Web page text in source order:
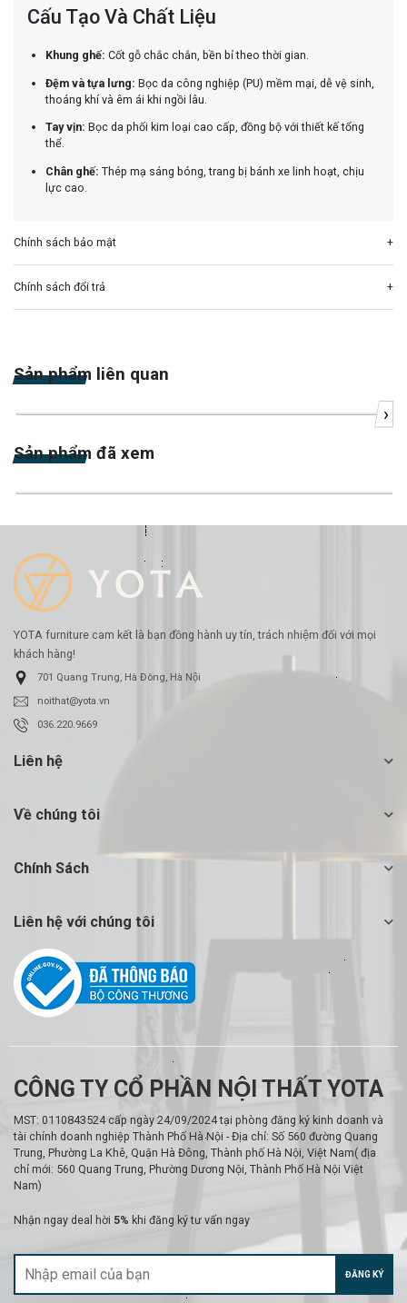
Cấu Tạo Và Chất Liệu
Khung ghế: Cốt gỗ chắc chắn, bền bỉ theo thời gian.
Đệm và tựa lưng: Bọc da công nghiệp (PU) mềm mại, dễ vệ sinh,
thoáng khí và êm ái khi ngồi lâu.
Tay vịn: Bọc da phối kim loại cao cấp, đồng bộ với thiết kế tổng
thể.
Chân ghế: Thép mạ sáng bóng, trang bị bánh xe linh hoạt, chịu
lực cao.
Chính sách bảo mật
Chính sách đổi trả
Sản phẩm liên quan
›
Sản phẩm đã xem
YOTA furniture cam kết là bạn đồng hành uy tín, trách nhiệm đối với mọi
khách hàng!
701 Quang Trung, Hà Đông, Hà Nội
noithat@yota.vn
036.220.9669
Liên hệ
Về chúng tôi
Chính Sách
Liên hệ với chúng tôi
CÔNG TY CỔ PHẦN NỘI THẤT YOTA
MST: 0110843524 cấp ngày 24/09/2024 tại phòng đăng ký kinh doanh và
tài chính doanh nghiệp Thành Phố Hà Nội - Địa chỉ: Số 560 đường Quang
Trung, Phường La Khê, Quận Hà Đông, Thành phố Hà Nội, Việt Nam( địa
chỉ mới: 560 Quang Trung, Phường Dương Nội, Thành Phố Hà Nội Việt
Nam)
Nhận ngay deal hời 5% khi đăng ký tư vấn ngay
ĐĂNG KÝ